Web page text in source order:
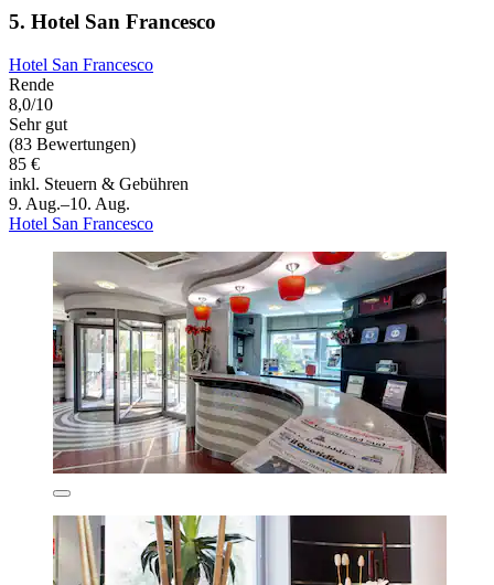
5. Hotel San Francesco
Hotel San Francesco
Rende
8,0/10
Sehr gut
(83 Bewertungen)
85 €
inkl. Steuern & Gebühren
9. Aug.–10. Aug.
Hotel San Francesco